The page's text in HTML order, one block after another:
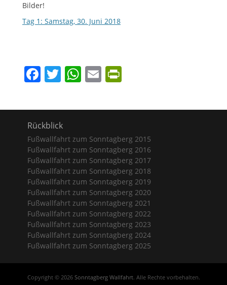
Bilder!
Tag 1: Samstag, 30. Juni 2018
Facebook
Twitter
WhatsApp
Email
Rückblick
Fußwallfahrt zum Sonntagberg 2015
Fußwallfahrt zum Sonntagberg 2016
Fußwallfahrt zum Sonntagberg 2017
Fußwallfahrt zum Sonntagberg 2018
Fußwallfahrt zum Sonntagberg 2019
Fußwallfahrt zum Sonntagberg 2020
Fußwallfahrt zum Sonntagberg 2021
Fußwallfahrt zum Sonntagberg 2022
Fußwallfahrt zum Sonntagberg 2023
Fußwallfahrt zum Sonntagberg 2024
Fußwallfahrt zum Sonntagberg 2025
Copyright © 2026 Sonntagberg Wallfahrt. Alle Rechte vorbehalten.